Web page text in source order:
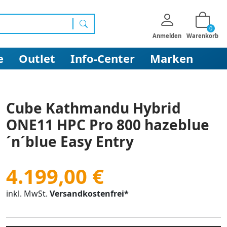
Suchen Anmelden Warenkorb
0
Outlet Info-Center Marken
Cube Kathmandu Hybrid
ONE11 HPC Pro 800 hazeblue
´n´blue Easy Entry
4.199,00 €
inkl. MwSt. Versandkostenfrei*